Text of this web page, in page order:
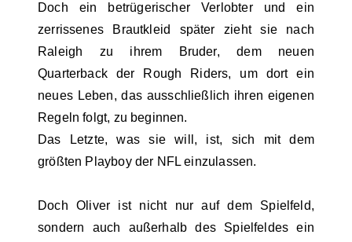
Doch ein betrügerischer Verlobter und ein
zerrissenes Brautkleid später zieht sie nach
Raleigh zu ihrem Bruder, dem neuen
Quarterback der Rough Riders, um dort ein
neues Leben, das ausschließlich ihren eigenen
Regeln folgt, zu beginnen.
Das Letzte, was sie will, ist, sich mit dem
größten Playboy der NFL einzulassen.
Doch Oliver ist nicht nur auf dem Spielfeld,
sondern auch außerhalb des Spielfeldes ein